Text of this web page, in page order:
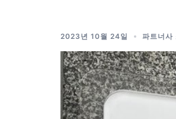
2023년 10월 24일 파트너사